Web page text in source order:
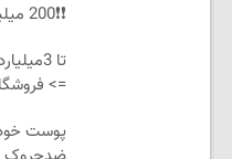
❗❗200 میلیون وام❗❗ فقط با احراز هویت
تا
=>
پوست خود